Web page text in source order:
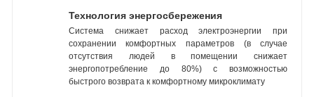
Технология энергосбережения
Система снижает расход электроэнергии при
сохранении комфортных параметров (в случае
отсутствия людей в помещении снижает
энергопотребление до 80%) с возможностью
быстрого возврата к комфортному микроклимату